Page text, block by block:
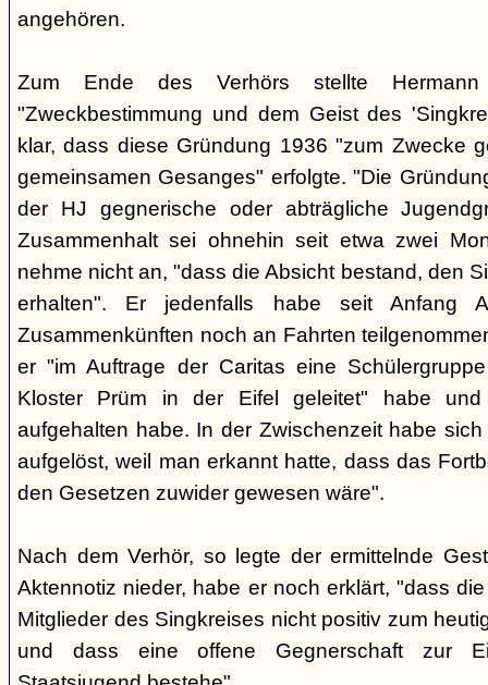
angehören.
Zum Ende des Verhörs stellte
"Zweckbestimmung und dem Geist des
klar, dass diese Gründung 1936 "zum Zwecke
gemeinsamen Gesanges" erfolgte. "Die
der HJ gegnerische oder abträgliche
Zusammenhalt sei ohnehin seit etwa zwei
nehme nicht an, "dass die Absicht bestand, den
erhalten". Er jedenfalls habe seit Anfang
Zusammenkünften noch an Fahrten
er "im Auftrage der Caritas eine
Kloster Prüm in der Eifel geleitet" habe
aufgehalten habe. In der Zwischenzeit habe
aufgelöst, weil man erkannt hatte, dass das
den Gesetzen zuwider gewesen wäre".
Nach dem Verhör, so legte der ermittelnde
Aktennotiz nieder, habe er noch erklärt, "dass
Mitglieder des Singkreises nicht positiv zum
und dass eine offene Gegnerschaft zur